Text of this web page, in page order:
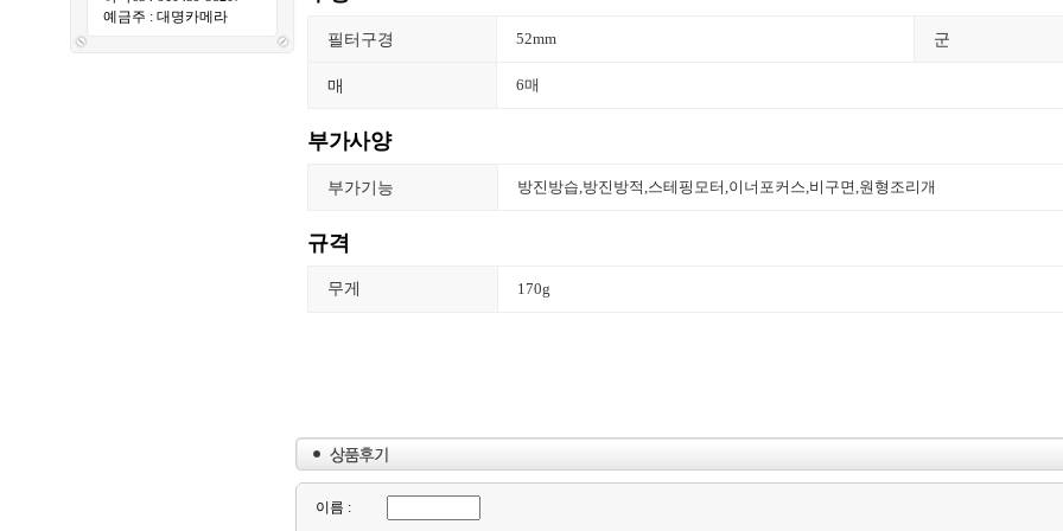
예금주 : 대명카메라
필터구경 52mm 군
매 6매
부가사양
부가기능 방진방습,방진방적,스테핑모터,이너포커스,비구면,원형조리개
규격
무게 170g
이름 :